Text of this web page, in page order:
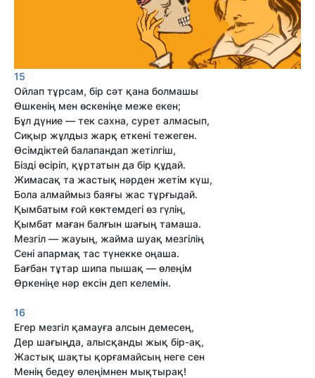
15
Ойлап тұрсам, бір сәт қана болмашы
Өшкенің мен өскеніңе меже екен;
Бұл дүние — тек сахна, сурет алмасып,
Сиқыр жұлдыз жарқ еткені тежеген.
Өсімдіктей балапандап жетілгіш,
Бізді өсіріп, құртатын да бір құдай.
Жимасақ та жастық нәрден жетім күш,
Бола алмаймыз баяғы жас тұрғыдай.
Қымбатым ғой көктемдегі өз гүлің,
Қымбат маған балғын шағың тамаша.
Мезгіл — жауың, жайма шуақ мезгілің
Сені апармақ тас түнекке оңаша.
Бағбан тұтар шипа пышақ — өлеңім
Өркеніңе нәр ексін деп келемін.
16
Егер мезгіл қамауға алсын демесең,
Дер шағыңда, алысқанды жық бір-ақ,
Жастық шақты қорғамайсың неге сен
Менің бедеу өлеңімнен мықтырақ!